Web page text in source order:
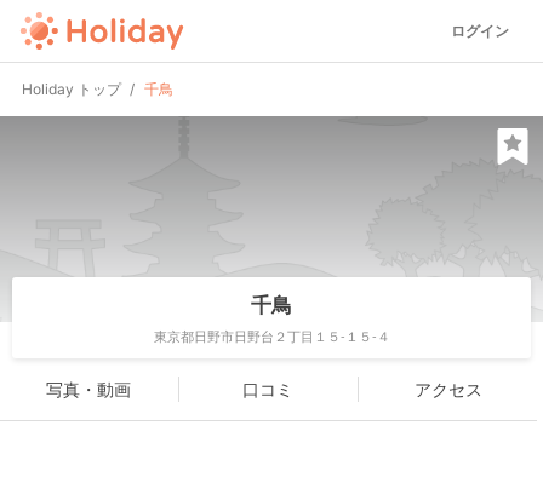
ログイン
Holiday トップ 千鳥
千鳥
東京都日野市日野台２丁目１５-１５-４
写真・動画 口コミ アクセス